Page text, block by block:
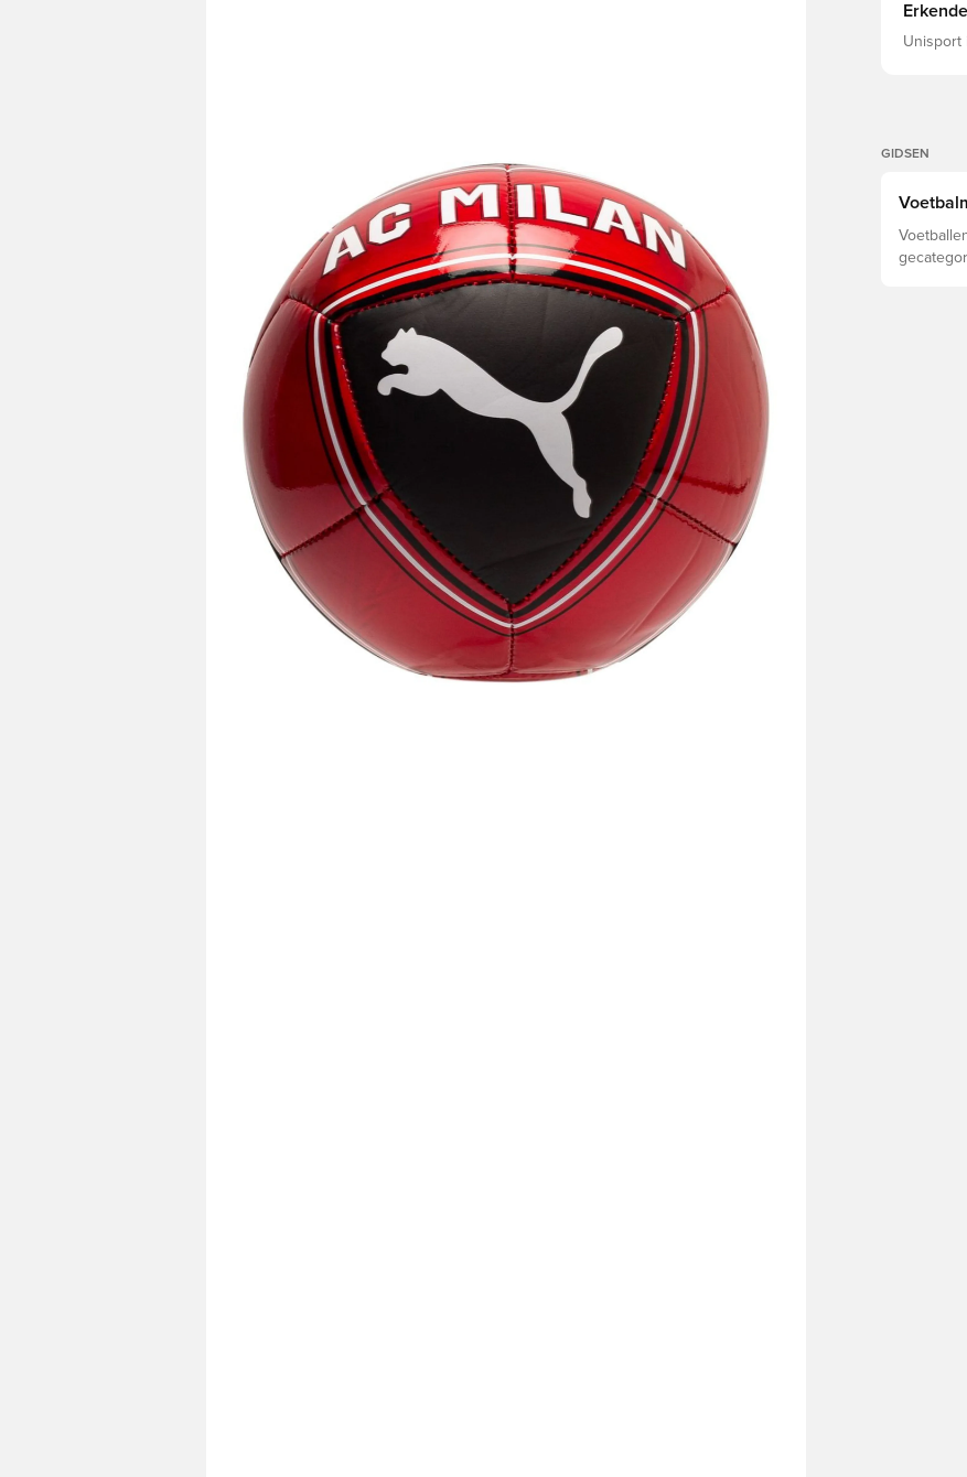
Unisport
GIDSEN